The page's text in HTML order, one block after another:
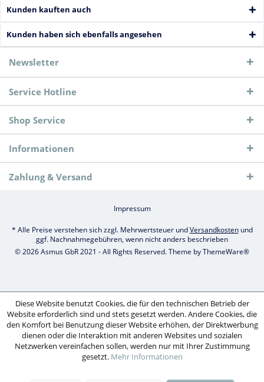
Kunden kauften auch
Kunden haben sich ebenfalls angesehen
Newsletter
Service Hotline
Shop Service
Informationen
Zahlung & Versand
Impressum
* Alle Preise verstehen sich zzgl. Mehrwertsteuer undVersandkostenund
ggf. Nachnahmegebühren, wenn nicht anders beschrieben
© 2026 Asmus GbR 2021 - All Rights Reserved. Theme byThemeWare®
Diese Website benutzt Cookies, die für den technischen Betrieb der
Website erforderlich sind und stets gesetzt werden. Andere Cookies, die
den Komfort bei Benutzung dieser Website erhöhen, der Direktwerbung
dienen oder die Interaktion mit anderen Websites und sozialen
Netzwerken vereinfachen sollen, werden nur mit Ihrer Zustimmung
gesetzt. Mehr Informationen